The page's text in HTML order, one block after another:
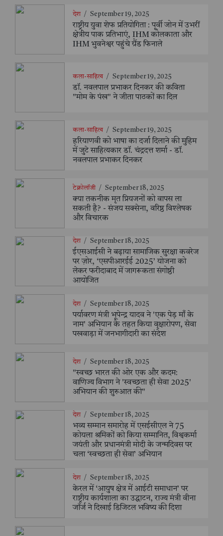
देश / September 19, 2025
राष्ट्रीय युवा शेफ प्रतियोगिता : पूर्वी जोन में उभरीं
क्षेत्रीय पाक प्रतिभाएं, IHM कोलकाता और
IHM भुवनेश्वर पहुंचे ग्रैंड फिनाले
कला-साहित्य / September 19, 2025
डॉ. नवलपाल प्रभाकर दिनकर की कविता
"मोम के पंख" ने जीता पाठकों का दिल
कला-साहित्य / September 19, 2025
हरियाणवी को भाषा का दर्जा दिलाने की मुहिम
में जुटे साहित्यकार डॉ. चंद्रदत्त शर्मा - डॉ.
नवलपाल प्रभाकर दिनकर
टेक्नोलॉजी / September 18, 2025
क्या तकनीक मृत प्रियजनों को वापस ला
सकती है? - संजय सक्सेना, वरिष्ठ विश्लेषक
और विचारक
देश / September 18, 2025
ईएसआईसी ने बढ़ाया सामाजिक सुरक्षा कवरेज
पर ज़ोर, ‘एसपीआरईई 2025’ योजना को
लेकर फरीदाबाद में जागरूकता संगोष्ठी
आयोजित
देश / September 18, 2025
पर्यावरण मंत्री भूपेन्द्र यादव ने 'एक पेड़ माँ के
नाम' अभियान के तहत किया वृक्षारोपण, सेवा
पखवाड़ा में जनभागीदारी का संदेश
देश / September 18, 2025
"स्वच्छ भारत की ओर एक और कदम:
वाणिज्य विभाग ने 'स्वच्छता ही सेवा 2025'
अभियान की शुरुआत की"
देश / September 18, 2025
भव्य सम्मान समारोह में एसईसीएल ने 75
कोयला श्रमिकों को किया सम्मानित, विश्वकर्मा
जयंती और प्रधानमंत्री मोदी के जन्मदिवस पर
चला ‘स्वच्छता ही सेवा’ अभियान
देश / September 18, 2025
केरल में ‘आयुष क्षेत्र में आईटी समाधान’ पर
राष्ट्रीय कार्यशाला का उद्घाटन, राज्य मंत्री वीना
जॉर्ज ने दिखाई डिजिटल भविष्य की दिशा